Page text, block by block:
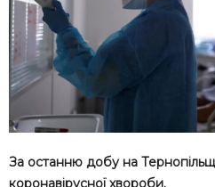
За останню добу на
коронавірусної хвороби.